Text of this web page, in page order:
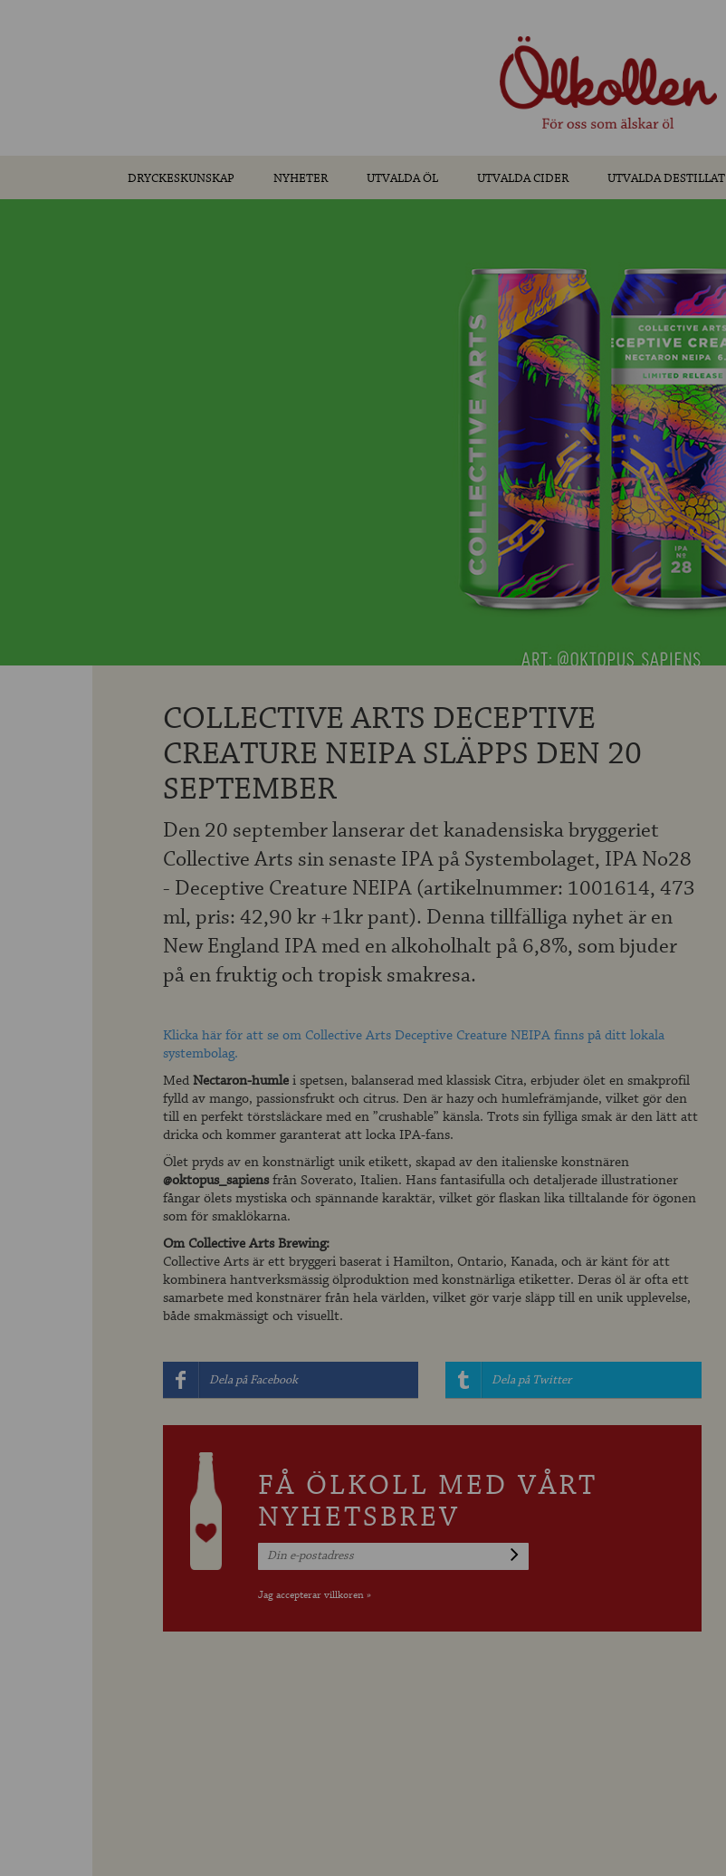
DRYCKESKUNSKAP NYHETER UTVALDA ÖL UTVALDA CIDER UTVALDA DESTILLAT
COLLECTIVE ARTS DECEPTIVE
CREATURE NEIPA SLÄPPS DEN 20
SEPTEMBER
Den 20 september lanserar det kanadensiska bryggeriet
Collective Arts sin senaste IPA på Systembolaget, IPA No28
- Deceptive Creature NEIPA (artikelnummer: 1001614, 473
ml, pris: 42,90 kr +1kr pant). Denna tillfälliga nyhet är en
New England IPA med en alkoholhalt på 6,8%, som bjuder
på en fruktig och tropisk smakresa.
Klicka här för att se om Collective Arts Deceptive Creature NEIPA finns på ditt lokala
systembolag.
MedNectaron-humlei spetsen, balanserad med klassisk Citra, erbjuder ölet en smakprofil
fylld av mango, passionsfrukt och citrus. Den är hazy och humlefrämjande, vilket gör den
till en perfekt törstsläckare med en ”crushable” känsla. Trots sin fylliga smak är den lätt att
dricka och kommer garanterat att locka IPA-fans.
Ölet pryds av en konstnärligt unik etikett, skapad av den italienske konstnären
@oktopus_sapiensfrån Soverato, Italien. Hans fantasifulla och detaljerade illustrationer
fångar ölets mystiska och spännande karaktär, vilket gör flaskan lika tilltalande för ögonen
som för smaklökarna.
Om Collective Arts Brewing:
Collective Arts är ett bryggeri baserat i Hamilton, Ontario, Kanada, och är känt för att
kombinera hantverksmässig ölproduktion med konstnärliga etiketter. Deras öl är ofta ett
samarbete med konstnärer från hela världen, vilket gör varje släpp till en unik upplevelse,
både smakmässigt och visuellt.
Dela på Facebook Dela på Twitter
FÅ ÖLKOLL MED VÅRT
NYHETSBREV
Jag accepterar villkoren »